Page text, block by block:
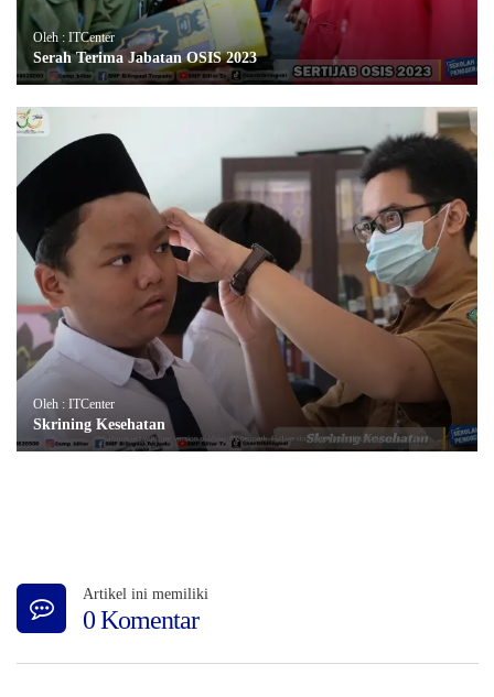
Oleh : ITCenter
Serah Terima Jabatan OSIS 2023
Oleh : ITCenter
Skrining Kesehatan
Artikel ini memiliki
0 Komentar